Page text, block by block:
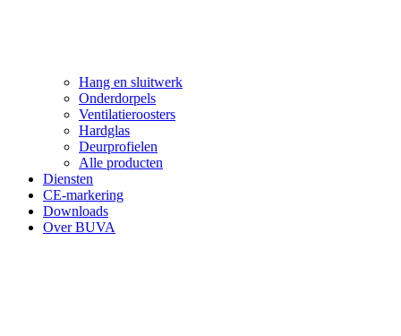
Hang en sluitwerk
Onderdorpels
Ventilatieroosters
Hardglas
Deurprofielen
Alle producten
Diensten
CE-markering
Downloads
Over BUVA